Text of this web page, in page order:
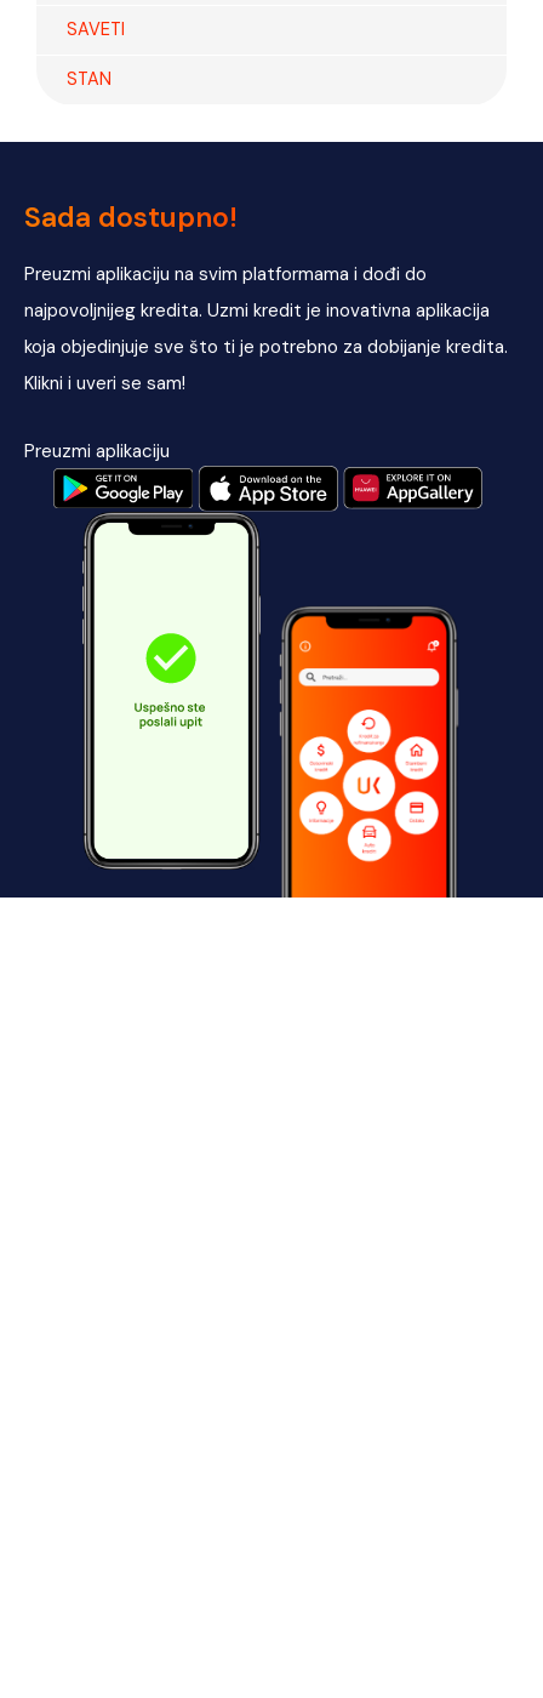
SAVETI
STAN
Sada dostupno!
Preuzmi aplikaciju na svim platformama i dođi do
najpovoljnijeg kredita. Uzmi kredit je inovativna aplikacija
koja objedinjuje sve što ti je potrebno za dobijanje kredita.
Klikni i uveri se sam!
Preuzmi aplikaciju